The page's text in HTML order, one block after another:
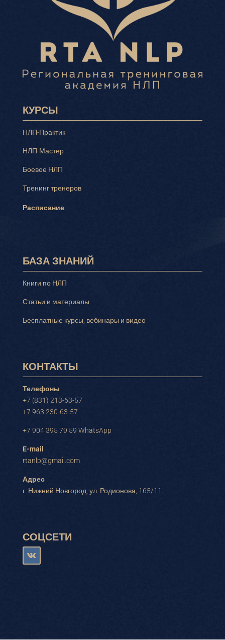
КУРСЫ
НЛП-Практик
НЛП-Мастер
Боевое НЛП
Тренинг тренеров
Расписание
БАЗА ЗНАНИЙ
Книги по НЛП
Статьи и материалы
Бесплатные курсы, вебинары и видео
КОНТАКТЫ
Телефоны
+7 (831) 213-63-57
+7 963 230-63-57
+7 904 395 79 59 WhatsApp
E-mail
rtanlp@gmail.com
Адрес
г. Нижний Новгород, ул. Родионова, 165/11.
СОЦСЕТИ